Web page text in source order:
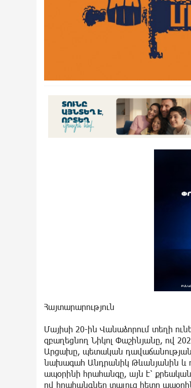
Հայտարարություն
Մայիսի 20-ին Վանաձորում տեղի
զբաղեցնող Նիկոլ Փաշինյանը, ով
Արցախը, պետական դավաճանության
նախագահ Անդրանիկ Թևանյանին և
ապօրինի հրահանգը, այն է՝
ով հրահանգներ տալուց հետո